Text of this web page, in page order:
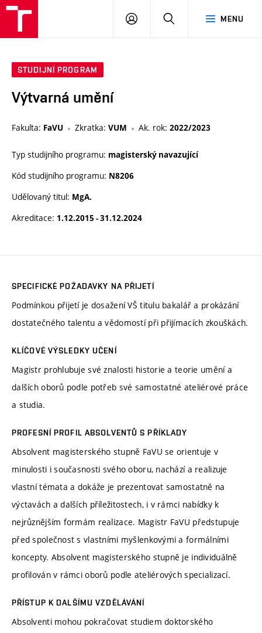
MENU
PŘIHLÁSIT
STUDIJNÍ PROGRAM
Výtvarná umění
Fakulta: FaVU Zkratka: VUM Ak. rok: 2022/2023
Typ studijního programu: magisterský navazující
Kód studijního programu: N8206
Udělovaný titul: MgA.
Akreditace: 1.12.2015 - 31.12.2024
SPECIFICKÉ POŽADAVKY NA PŘIJETÍ
Podmínkou přijetí je dosažení VŠ titulu bakalář a prokázání
dostatečného talentu a vědomostí při přijímacích zkouškách.
KLÍČOVÉ VÝSLEDKY UČENÍ
Magistr prohlubuje své znalosti historie a teorie umění a
dalších oborů podle potřeb své samostatné ateliérové práce
a studia.
PROFESNÍ PROFIL ABSOLVENTŮ S PŘÍKLADY
Absolvent magisterského stupně FaVU se orientuje v
minulosti i současnosti svého oboru, nachází a realizuje
vlastní témata a dokáže je prezentovat samostatně na
výctavách a dalších příležitostech, i v rámci nabídky k
nejrůznějším formám realizace. Magistr FaVU předstupuje
před společnost s vlastními myšlenkovými a formálními
koncepty. Absolvent magisterského stupně je individuálně
profilován v rámci oborů podle ateliérových specializací.
PŘÍSTUP K DALŠÍMU VZDĚLÁVÁNÍ
Absolventi mohou pokračovat studiem doktorského